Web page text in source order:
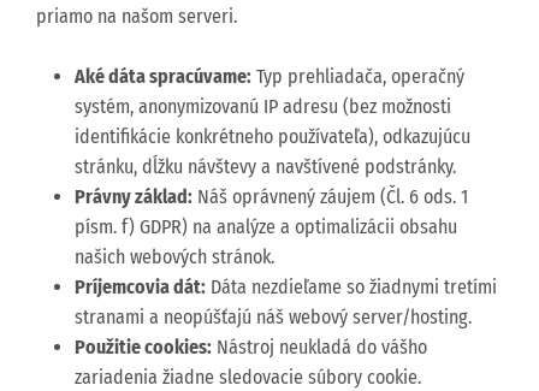
priamo na našom serveri.
Aké dáta spracúvame: Typ prehliadača, operačný
systém, anonymizovanú IP adresu (bez možnosti
identifikácie konkrétneho používateľa), odkazujúcu
stránku, dĺžku návštevy a navštívené podstránky.
Právny základ: Náš oprávnený záujem (Čl. 6 ods. 1
písm. f) GDPR) na analýze a optimalizácii obsahu
našich webových stránok.
Príjemcovia dát: Dáta nezdieľame so žiadnymi tretími
stranami a neopúšťajú náš webový server/hosting.
Použitie cookies: Nástroj neukladá do vášho
zariadenia žiadne sledovacie súbory cookie.